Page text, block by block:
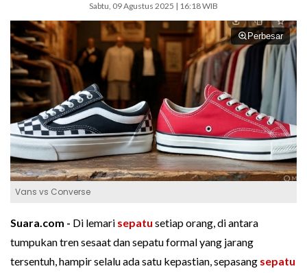
Sabtu, 09 Agustus 2025 | 16:18 WIB
Perbesar
Vans vs Converse
Suara.com - Di lemari sepatu setiap orang, di antara
tumpukan tren sesaat dan sepatu formal yang jarang
tersentuh, hampir selalu ada satu kepastian, sepasang sepatu